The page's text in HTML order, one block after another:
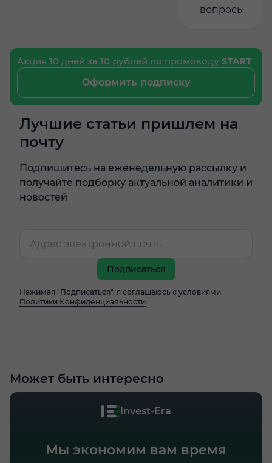
вопросы
Акция 10 дней за 10 рублей по промокоду START
Оформить подписку
Лучшие статьи пришлем на
почту
Подпишитесь на еженедельную рассылку и
получайте подборку актуальной аналитики и
новостей
Подписаться
Нажимая "Подписаться", я соглашаюсь с условиями
Политики Конфиденциальности
Может быть интересно
Invest-Era
Мы экономим вам время